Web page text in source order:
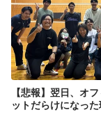
【悲報】翌日、オ
ットだらけになっ